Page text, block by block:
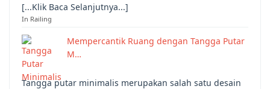
[...Klik Baca Selanjutnya...]
In Railing
Mempercantik Ruang dengan Tangga Putar
M…
Tangga putar minimalis merupakan salah satu desain